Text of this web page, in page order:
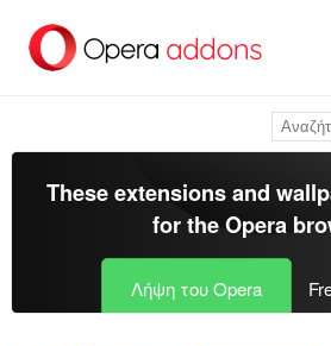
στο
κύριο
These extensions and
for theOpera
Λήψη του Opera